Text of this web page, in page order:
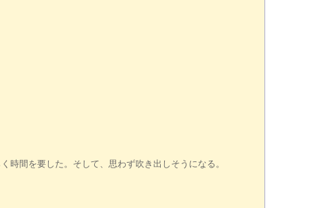
間を要した。そして、思わず吹き出しそうになる。